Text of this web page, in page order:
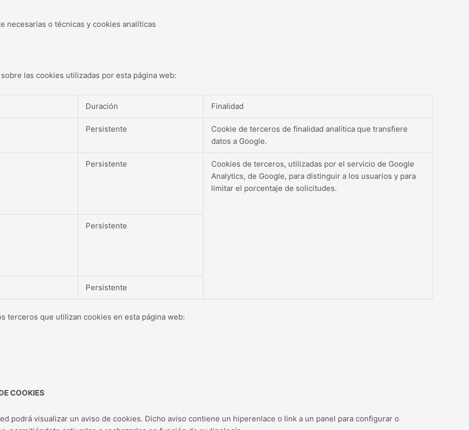
necesarias o técnicas y cookies analíticas
las cookies utilizadas por esta página web:
Duración Finalidad
Persistente
Cookie de terceros de finalidad analítica que transfiere
datos a Google.
Persistente
Cookies de terceros, utilizadas por el servicio de Google
Analytics, de Google, para distinguir a los usuarios y para
limitar el porcentaje de solicitudes.
Persistente
Persistente
terceros que utilizan cookies en esta página web:
COOKIES
podrá visualizar un aviso de cookies. Dicho aviso contiene un hiperenlace o link a un panel para configurar o